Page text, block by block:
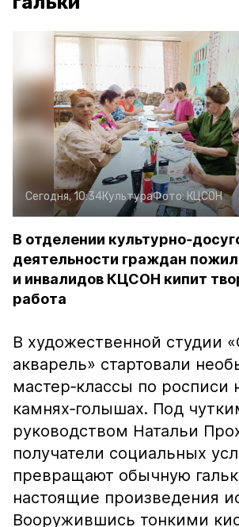
Сегодня, 10:34КультураФото:КЦСОН
В отделении
деятельности граждан
и инвалидов КЦСОН кипит
работа
В художественной студии
акварель» стартовали
мастер‑классы по росписи
камнях‑голышах. Под
руководством Натальи
получатели социальных
превращают обычную
настоящие произведения
Вооружившись тонкими